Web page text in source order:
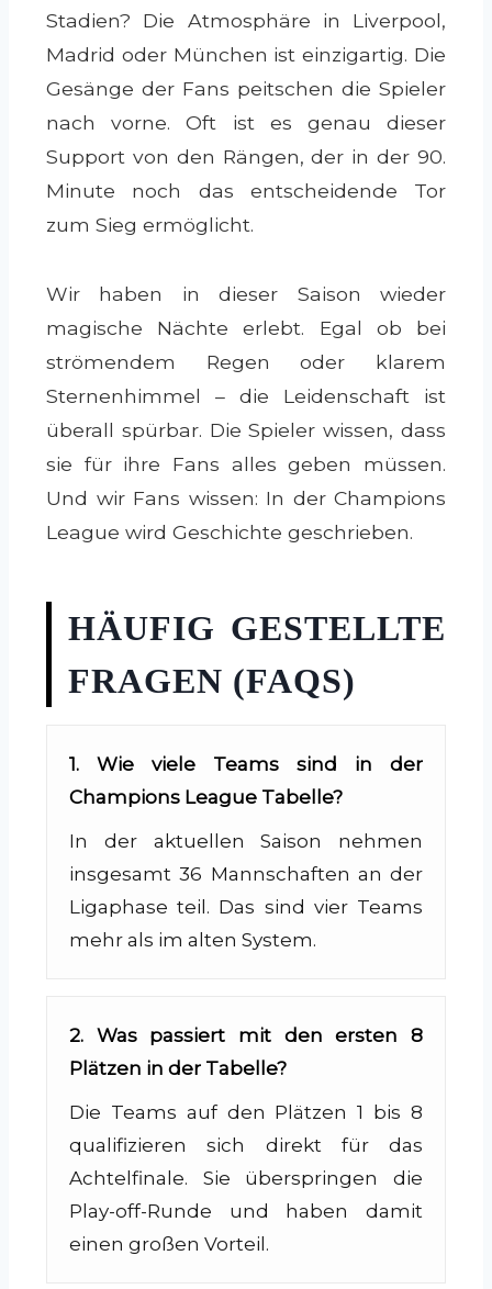
Stadien? Die Atmosphäre in Liverpool,
Madrid oder München ist einzigartig. Die
Gesänge der Fans peitschen die Spieler
nach vorne. Oft ist es genau dieser
Support von den Rängen, der in der 90.
Minute noch das entscheidende Tor
zum Sieg ermöglicht.
Wir haben in dieser Saison wieder
magische Nächte erlebt. Egal ob bei
strömendem Regen oder klarem
Sternenhimmel – die Leidenschaft ist
überall spürbar. Die Spieler wissen, dass
sie für ihre Fans alles geben müssen.
Und wir Fans wissen: In der Champions
League wird Geschichte geschrieben.
HÄUFIG GESTELLTE
FRAGEN (FAQS)
1. Wie viele Teams sind in der
Champions League Tabelle?
In der aktuellen Saison nehmen
insgesamt 36 Mannschaften an der
Ligaphase teil. Das sind vier Teams
mehr als im alten System.
2. Was passiert mit den ersten 8
Plätzen in der Tabelle?
Die Teams auf den Plätzen 1 bis 8
qualifizieren sich direkt für das
Achtelfinale. Sie überspringen die
Play-off-Runde und haben damit
einen großen Vorteil.